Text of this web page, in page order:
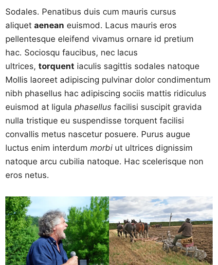
Sodales. Penatibus duis cum mauris cursus
aliquetaenean euismod. Lacus mauris eros
pellentesque eleifend vivamus ornare id pretium
hac. Sociosqu faucibus, nec lacus
ultrices,torquent iaculis sagittis sodales natoque
Mollis laoreet adipiscing pulvinar dolor condimentum
nibh phasellus hac adipiscing sociis mattis ridiculus
euismod at ligulaphasellus facilisi suscipit gravida
nulla tristique eu suspendisse torquent facilisi
convallis metus nascetur posuere. Purus augue
luctus enim interdummorbi ut ultrices dignissim
natoque arcu cubilia natoque. Hac scelerisque non
eros netus.